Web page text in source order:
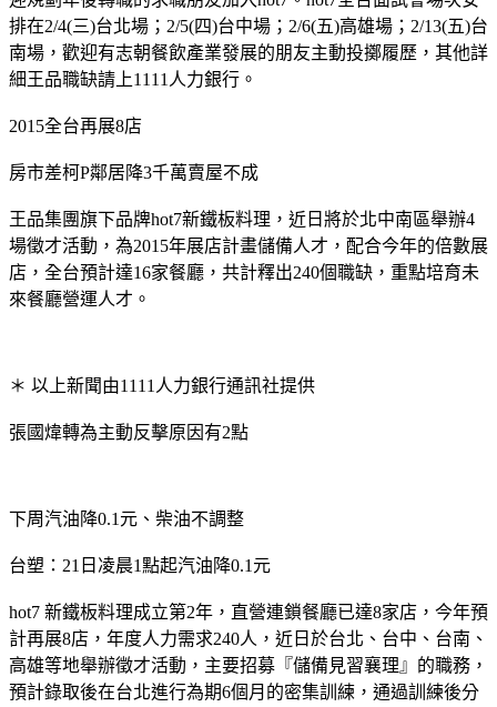
排在2/4(三)台北場；2/5(四)台中場；2/6(五)高雄場；2/13(五)台
南場，歡迎有志朝餐飲產業發展的朋友主動投擲履歷，其他詳
細王品職缺請上1111人力銀行。
2015全台再展8店
房市差柯P鄰居降3千萬賣屋不成
王品集團旗下品牌hot7新鐵板料理，近日將於北中南區舉辦4
場徵才活動，為2015年展店計畫儲備人才，配合今年的倍數展
店，全台預計達16家餐廳，共計釋出240個職缺，重點培育未
來餐廳營運人才。
＊ 以上新聞由1111人力銀行通訊社提供
張國煒轉為主動反擊原因有2點
下周汽油降0.1元、柴油不調整
台塑：21日凌晨1點起汽油降0.1元
hot7 新鐵板料理成立第2年，直營連鎖餐廳已達8家店，今年預
計再展8店，年度人力需求240人，近日於台北、台中、台南、
高雄等地舉辦徵才活動，主要招募『儲備見習襄理』的職務，
預計錄取後在台北進行為期6個月的密集訓練，通過訓練後分